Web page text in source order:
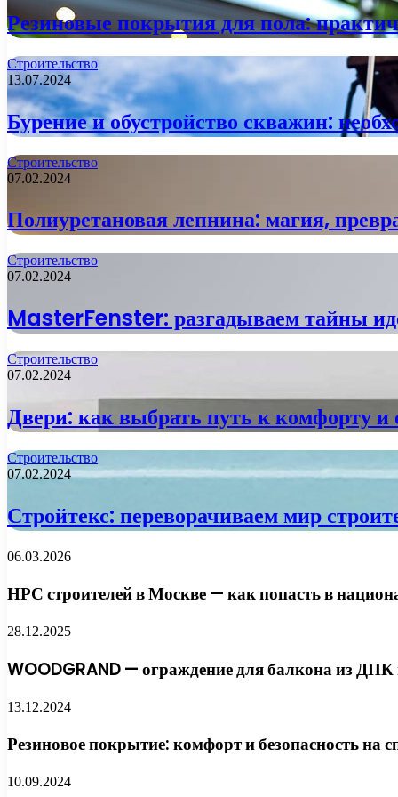
Резиновые покрытия для пола:
Строительство
13.07.2024
Бурение и обустройство скважин:
Строительство
07.02.2024
Полиуретановая лепнина: магия,
Строительство
07.02.2024
MasterFenster: разгадываем тайны
Строительство
07.02.2024
Двери: как выбрать путь к комфорту и
Строительство
07.02.2024
Стройтекс: переворачиваем мир
06.03.2026
НРС строителей в Москве — как попасть в
28.12.2025
WOODGRAND — ограждение для балкона из
13.12.2024
Резиновое покрытие: комфорт и безопасность на
10.09.2024